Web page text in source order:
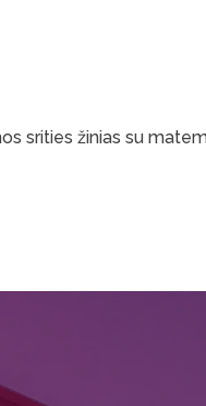
srities žinias su